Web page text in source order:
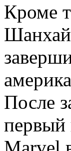
Кроме
После
первый